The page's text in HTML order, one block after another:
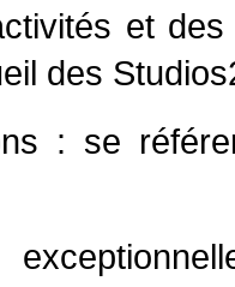
et
des
: se